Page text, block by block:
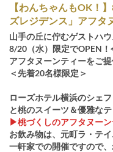
【わんちゃんもOK！
ズレジデンス」アフタ
山手の丘に佇むゲストハ
8/20（水）限定でOPEN
アフタヌーンティーをご
＜先着20名様限定＞
ローズホテル横浜のシェ
と桃のスイーツ＆優雅な
▶桃づくしのアフタヌー
お飲み物は、元町ラ・テ
一軒家での開催ですので